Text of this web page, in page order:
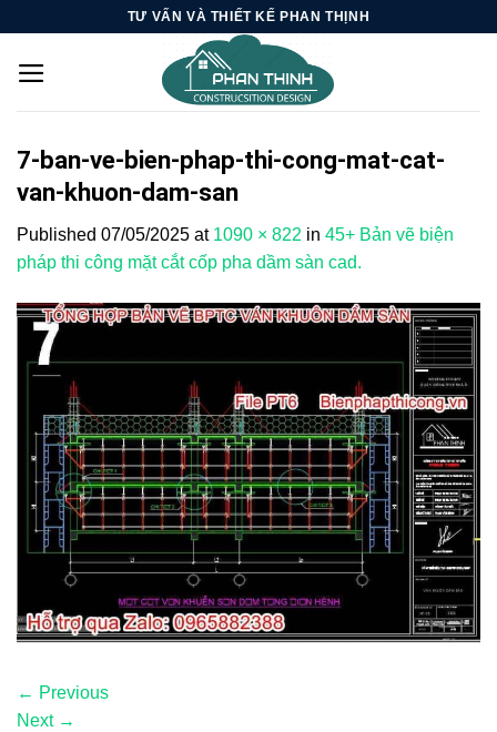
content
TƯ VẤN VÀ THIẾT KẾ PHAN THỊNH
7-ban-ve-bien-phap-thi-cong-mat-cat-
van-khuon-dam-san
Published 07/05/2025 at 1090 × 822 in 45+ Bản vẽ biện
pháp thi công mặt cắt cốp pha dầm sàn cad.
← Previous
Next →